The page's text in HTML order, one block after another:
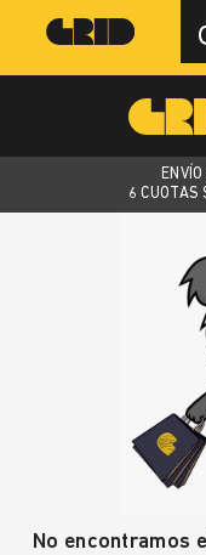
6 CUOTAS
No encontramos